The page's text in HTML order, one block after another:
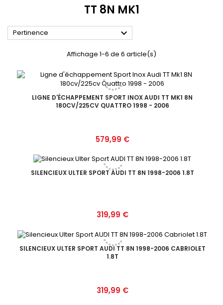
TT 8N MK1
Pertinence 
Affichage 1-6 de 6 article(s)
LIGNE D'ÉCHAPPEMENT SPORT INOX AUDI TT MK1 8N
180CV/225CV QUATTRO 1998 - 2006
Prix
579,99 €
SILENCIEUX ULTER SPORT AUDI TT 8N 1998-2006 1.8T
Prix
319,99 €
SILENCIEUX ULTER SPORT AUDI TT 8N 1998-2006 CABRIOLET
1.8T
Prix
319,99 €